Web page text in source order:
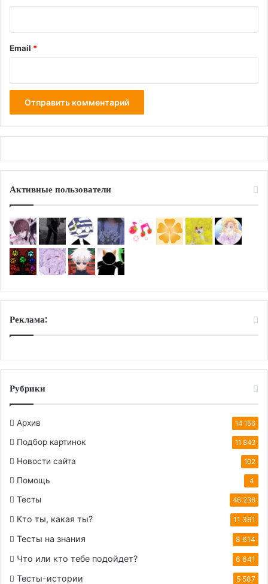
Email *
Активные пользователи
Реклама:
Рубрики
Архив 14 156
Подбор картинок 11 843
Новости сайта 102
Помощь 4
Тесты 46 236
Кто ты, какая ты? 11 361
Тесты на знания 8 614
Что или кто тебе подойдет? 6 641
Тесты-истории 5 587